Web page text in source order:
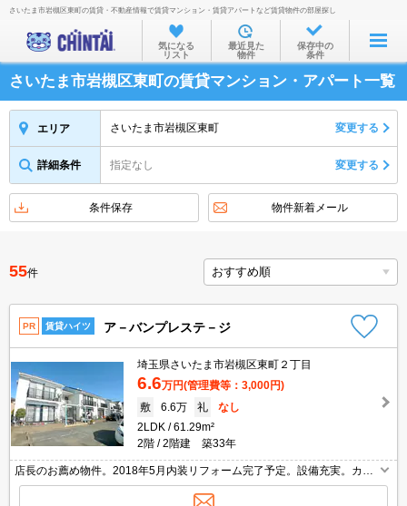
お部屋を探す
沿線・駅から
住所から
家賃相場から
物件特集から
不動産会社から
TOP
さいたま市岩槻区東町の賃貸・不動産情報で賃貸マンション・賃貸アパートなど賃貸物件の部屋探し
気になる
リスト
最近見た
物件
保存中の
条件
さいたま市岩槻区東町の賃貸マンション・アパート一覧
エリア さいたま市岩槻区東町 変更する
詳細条件 指定なし 変更する
条件保存 物件新着メール
55件
PR 賃貸ハイツ ア－バンプレステ－ジ
埼玉県さいたま市岩槻区東町２丁目
6.6万円(管理費等：3,000円)
敷
6.6万 礼
なし
2LDK
61.29m²
2階
2階建 築33年
店長のお薦め物件。2018年5月内装リフォーム完了予定。設備充実。カウ
ンター式システムキッチン。追焚給湯。独立洗面台。駐車場は敷地内。当
店の専属募集物件。契約金（初期費用）クレジット決済可。